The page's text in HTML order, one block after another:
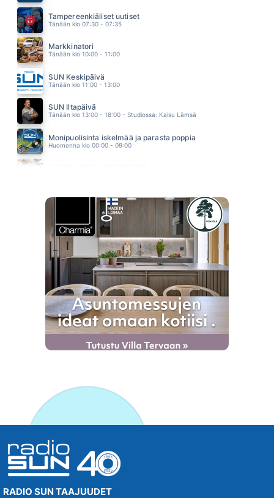
EPPU NORMAALI
15.54
Tampereenkiäliset uutiset
Tänään klo 07:30 - 07:35
Markkinatori
Tänään klo 10:00 - 11:00
SUN Keskipäivä
Tänään klo 11:00 - 13:00
SUN Iltapäivä
Tänään klo 13:00 - 18:00 - Studiossa: Kaisu Lämsä
Monipuolisinta iskelmää ja parasta poppia
Huomenna klo 00:00 - 09:00
RADIO SUN TAAJUUDET